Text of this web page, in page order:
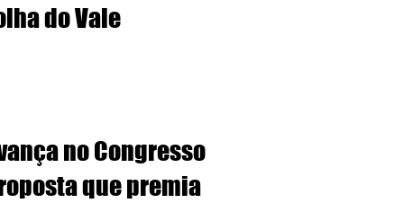
do Vale
no Congresso
que premia